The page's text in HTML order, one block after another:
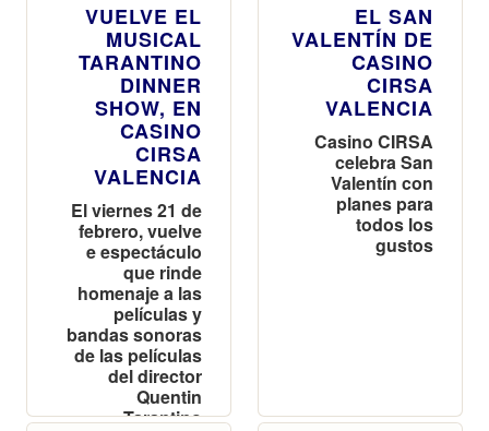
VUELVE EL
MUSICAL
TARANTINO
DINNER
SHOW, EN
CASINO
CIRSA
VALENCIA
El viernes 21 de
febrero, vuelve
e espectáculo
que rinde
homenaje a las
películas y
bandas sonoras
de las películas
del director
Quentin
Tarantino
EL SAN
VALENTÍN DE
CASINO
CIRSA
VALENCIA
Casino CIRSA
celebra San
Valentín con
planes para
todos los
gustos